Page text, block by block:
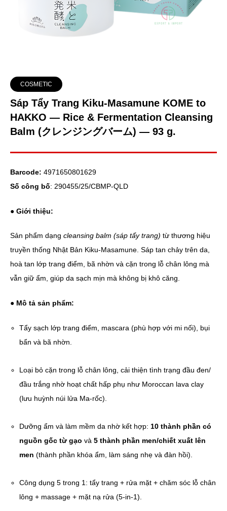
COSMETIC
Sáp Tẩy Trang Kiku-Masamune KOME to
HAKKO — Rice & Fermentation Cleansing
Balm (クレンジングバーム) — 93 g.
Barcode: 4971650801629
Số công bố: 290455/25/CBMP-QLD
● Giới thiệu:
Sản phẩm dạng cleansing balm (sáp tẩy trang) từ thương hiệu
truyền thống Nhật Bản Kiku-Masamune. Sáp tan chảy trên da,
hoà tan lớp trang điểm, bã nhờn và cặn trong lỗ chân lông mà
vẫn giữ ẩm, giúp da sạch mịn mà không bị khô căng.
● Mô tả sản phẩm:
Tẩy sạch lớp trang điểm, mascara (phù hợp với mi nối), bụi
bẩn và bã nhờn.
Loại bỏ cặn trong lỗ chân lông, cải thiện tình trạng đầu đen/
đầu trắng nhờ hoạt chất hấp phụ như Moroccan lava clay
(lưu huỳnh núi lửa Ma-rốc).
Dưỡng ẩm và làm mềm da nhờ kết hợp:10 thành phần có
nguồn gốc từ gạo và5 thành phần men/chiết xuất lên
men (thành phần khóa ẩm, làm sáng nhẹ và đàn hồi).
Công dụng 5 trong 1: tẩy trang + rửa mặt + chăm sóc lỗ chân
lông + massage + mặt nạ rửa (5-in-1).